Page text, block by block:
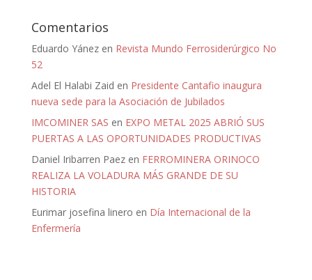
Comentarios
Eduardo Yánezen Revista Mundo Ferrosiderúrgico No
52
Adel El Halabi Zaid en Presidente Cantafio inaugura
nueva sede para la Asociación de Jubilados
IMCOMINER SAS en EXPO METAL 2025 ABRIÓ SUS
PUERTAS A LAS OPORTUNIDADES PRODUCTIVAS
Daniel Iribarren Paezen FERROMINERA ORINOCO
REALIZA LA VOLADURA MÁS GRANDE DE SU
HISTORIA
Eurimar josefina linero en Día Internacional de la
Enfermería